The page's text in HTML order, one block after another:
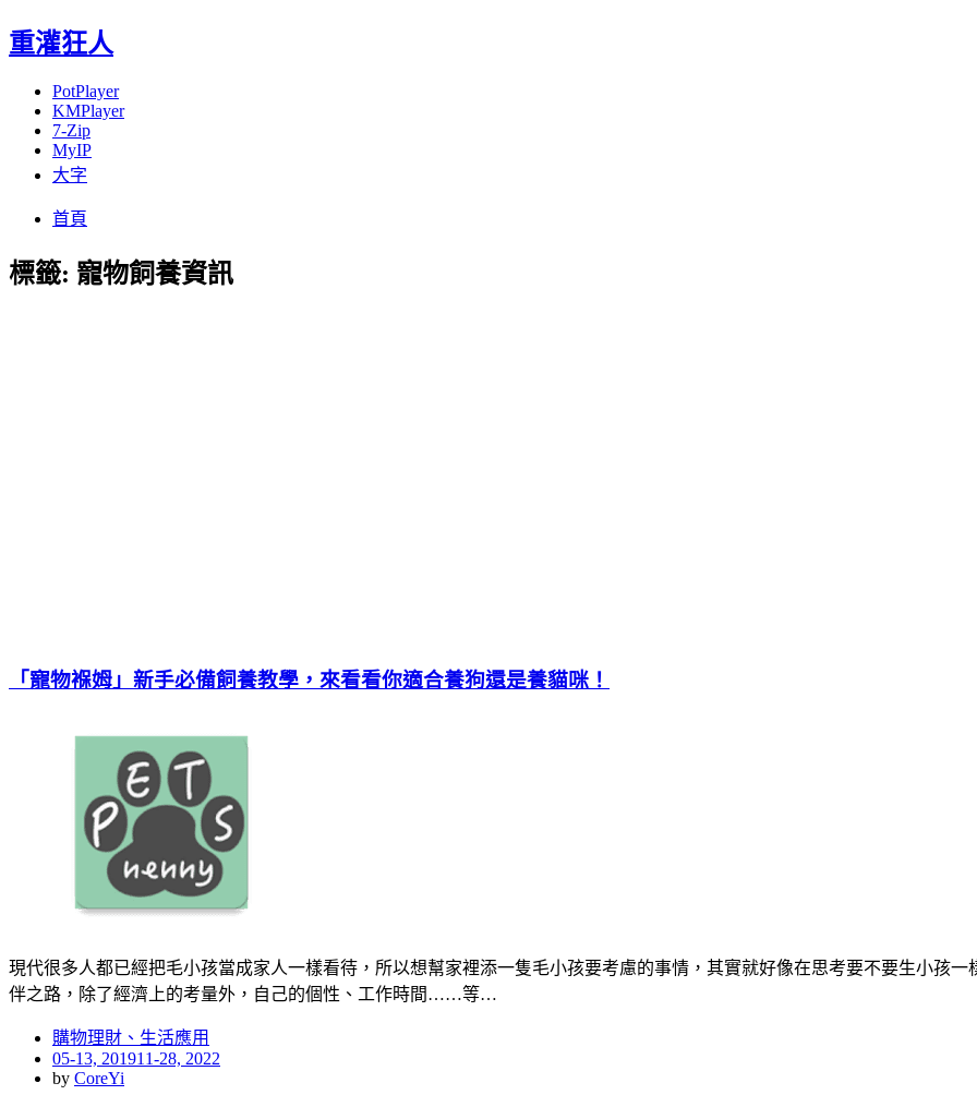
重灌狂人
PotPlayer
KMPlayer
7-Zip
MyIP
大字
首頁
標籤: 寵物飼養資訊
「寵物褓姆」新手必備飼養教學，來看看你適合養狗還是養貓咪！
現代很多人都已經把毛小孩當成家人一樣看待，所以想幫家裡添一隻毛小孩要考慮的事情，其實就好像在思考要不要生小孩
伴之路，除了經濟上的考量外，自己的個性、工作時間……等…
購物理財、生活應用
Posted
on
05-13, 201911-28, 2022
by CoreYi